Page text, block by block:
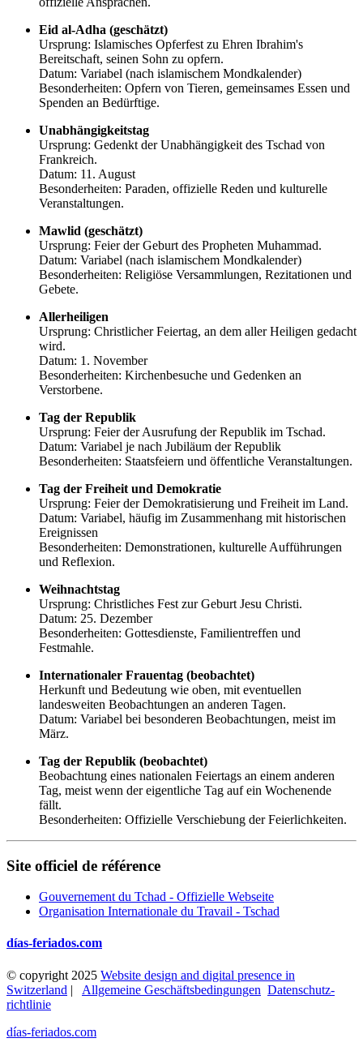
Eid al-Adha (geschätzt)
Ursprung: Islamisches Opferfest zu Ehren Ibrahim's
Bereitschaft, seinen Sohn zu opfern.
Datum: Variabel (nach islamischem Mondkalender)
Besonderheiten: Opfern von Tieren, gemeinsames Essen und
Spenden an Bedürftige.
Unabhängigkeitstag
Ursprung: Gedenkt der Unabhängigkeit des Tschad von
Frankreich.
Datum: 11. August
Besonderheiten: Paraden, offizielle Reden und kulturelle
Veranstaltungen.
Mawlid (geschätzt)
Ursprung: Feier der Geburt des Propheten Muhammad.
Datum: Variabel (nach islamischem Mondkalender)
Besonderheiten: Religiöse Versammlungen, Rezitationen und
Gebete.
Allerheiligen
Ursprung: Christlicher Feiertag, an dem aller Heiligen gedacht
wird.
Datum: 1. November
Besonderheiten: Kirchenbesuche und Gedenken an
Verstorbene.
Tag der Republik
Ursprung: Feier der Ausrufung der Republik im Tschad.
Datum: Variabel je nach Jubiläum der Republik
Besonderheiten: Staatsfeiern und öffentliche Veranstaltungen.
Tag der Freiheit und Demokratie
Ursprung: Feier der Demokratisierung und Freiheit im Land.
Datum: Variabel, häufig im Zusammenhang mit historischen
Ereignissen
Besonderheiten: Demonstrationen, kulturelle Aufführungen
und Reflexion.
Weihnachtstag
Ursprung: Christliches Fest zur Geburt Jesu Christi.
Datum: 25. Dezember
Besonderheiten: Gottesdienste, Familientreffen und
Festmahle.
Internationaler Frauentag (beobachtet)
Herkunft und Bedeutung wie oben, mit eventuellen
landesweiten Beobachtungen an anderen Tagen.
Datum: Variabel bei besonderen Beobachtungen, meist im
März.
Tag der Republik (beobachtet)
Beobachtung eines nationalen Feiertags an einem anderen
Tag, meist wenn der eigentliche Tag auf ein Wochenende
fällt.
Besonderheiten: Offizielle Verschiebung der Feierlichkeiten.
Site officiel de référence
Gouvernement du Tchad - Offizielle Webseite
Organisation Internationale du Travail - Tschad
días-feriados.com
© copyright 2025 Website design and digital presence in
Switzerland | Allgemeine Geschäftsbedingungen Datenschutz­
richtlinie
días-feriados.com